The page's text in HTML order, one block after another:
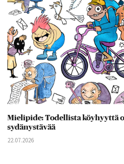
Mielipide: Todellista köyhyyttä
sydänystävää
22.07.2026